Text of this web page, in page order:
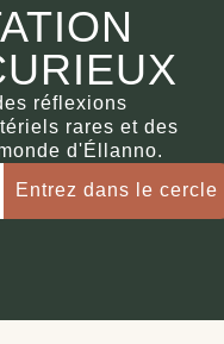
réflexions
rares et des
d'Éllanno.
Entrez dans le cercle